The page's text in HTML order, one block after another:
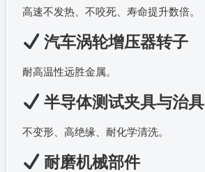
高速不发热、不咬死、寿命提升数倍。
汽车涡轮增压器转子
耐高温性远胜金属。
半导体测试夹具与治具
不变形、高绝缘、耐化学清洗。
耐磨机械部件